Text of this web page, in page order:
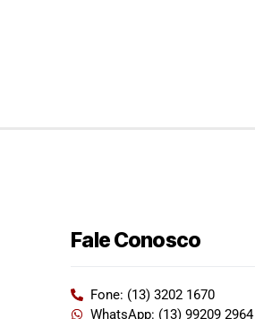
Fale Conosco
Fone: (13) 3202 1670
WhatsApp: (13) 99209 2964